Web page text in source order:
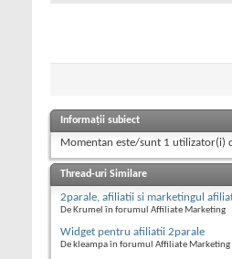
Informații subiect
Momentan este/sunt 1 utilizator(i)
Thread-uri Similare
2parale, afiliatii si marketingul
De Krumel în forumul Affiliate Marketing
Widget pentru afiliatii 2parale
De kleampa în forumul Affiliate Marketing